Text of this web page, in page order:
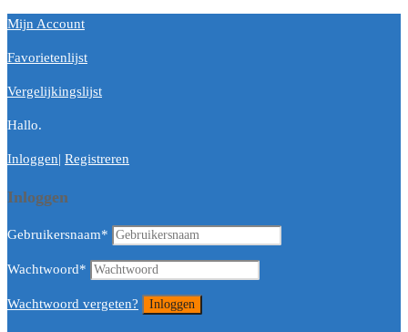
Mijn Account
Favorietenlijst
Vergelijkingslijst
Hallo.
Inloggen| Registreren
Inloggen
Gebruikersnaam*
Wachtwoord*
Wachtwoord vergeten?